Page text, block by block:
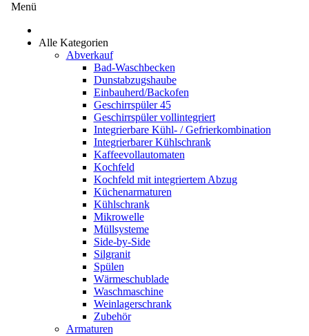
Menü
Alle Kategorien
Abverkauf
Bad-Waschbecken
Dunstabzugshaube
Einbauherd/Backofen
Geschirrspüler 45
Geschirrspüler vollintegriert
Integrierbare Kühl- / Gefrierkombination
Integrierbarer Kühlschrank
Kaffeevollautomaten
Kochfeld
Kochfeld mit integriertem Abzug
Küchenarmaturen
Kühlschrank
Mikrowelle
Müllsysteme
Side-by-Side
Silgranit
Spülen
Wärmeschublade
Waschmaschine
Weinlagerschrank
Zubehör
Armaturen